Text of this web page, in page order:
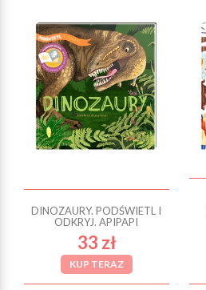
DINOZAURY. PODŚWIETL I
ODKRYJ. APIPAPI
33 zł
KUP TERAZ